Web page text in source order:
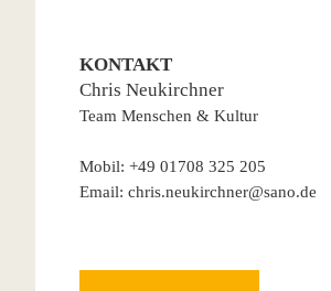
KONTAKT
Chris Neukirchner
Team Menschen & Kultur
Mobil: +49 01708 325 205
Email: chris.neukirchner@sano.de